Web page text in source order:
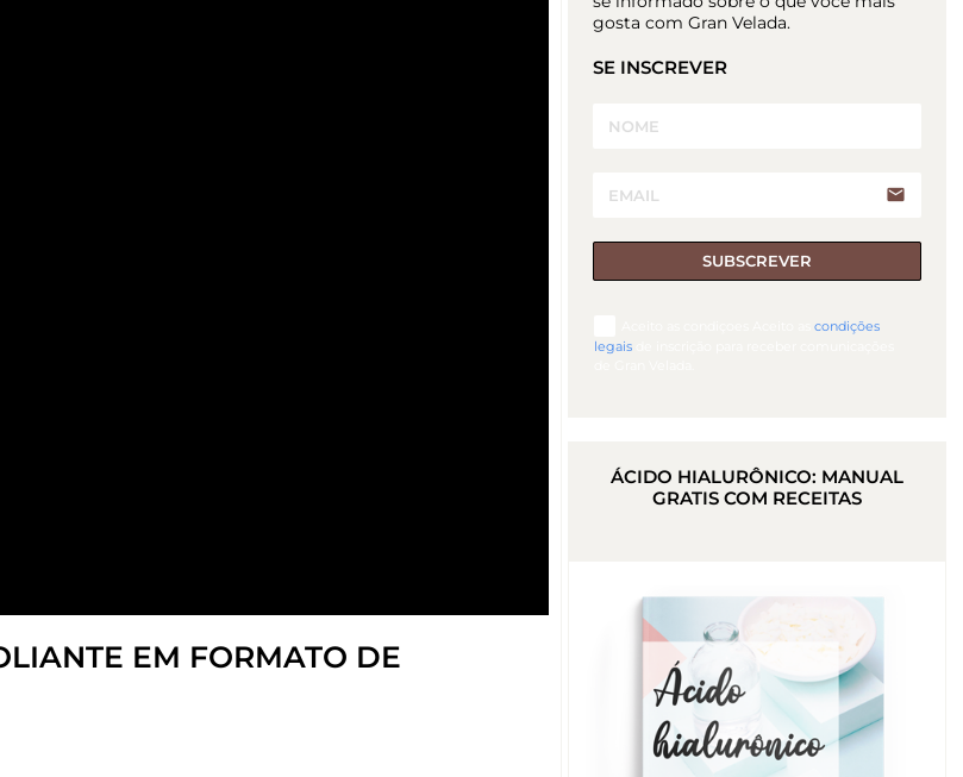
EM FORMATO DE
gosta com Gran Velada.
SE INSCREVER
email
SUBSCREVER
condições
legais
ÁCIDO HIALURÔNICO: MANUAL
GRATIS COM RECEITAS